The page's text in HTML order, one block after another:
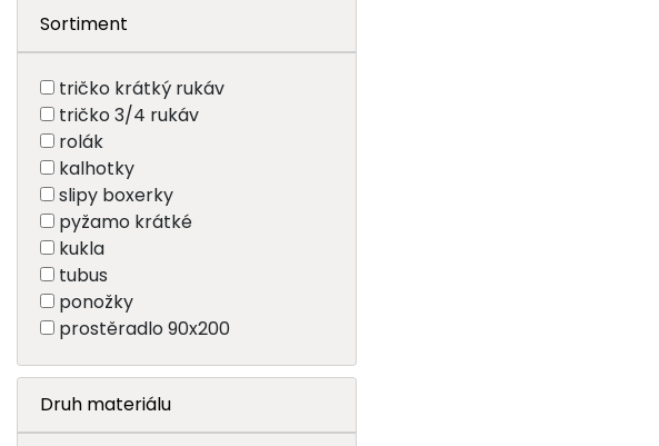
Sortiment
tričko krátký rukáv
tričko 3/4 rukáv
rolák
kalhotky
slipy boxerky
pyžamo krátké
kukla
tubus
ponožky
prostěradlo 90x200
Druh materiálu